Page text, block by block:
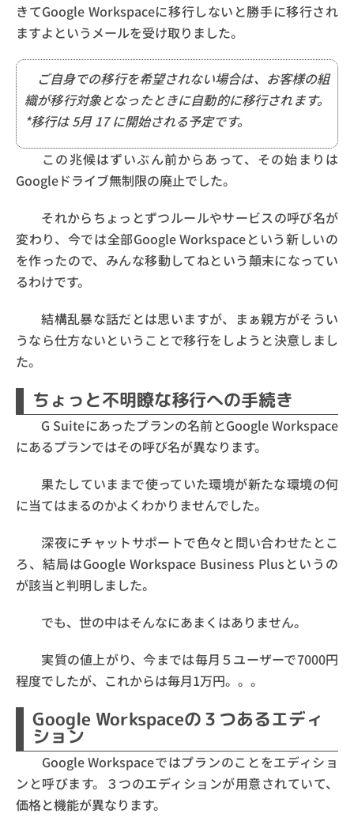
きてGoogle Workspaceに移行しないと勝手に移行され
ますよというメールを受け取りました。
ご自身での移行を希望されない場合は、お客様の組
織が移行対象となったときに自動的に移行されます。
*移行は5月 17 に開始される予定です。
この兆候はずいぶん前からあって、その始まりは
Googleドライブ無制限の廃止でした。
それからちょっとずつルールやサービスの呼び名が
変わり、今では全部Google Workspaceという新しいの
を作ったので、みんな移動してねという顛末になってい
るわけです。
結構乱暴な話だとは思いますが、まぁ親方がそうい
うなら仕方ないということで移行をしようと決意しまし
た。
ちょっと不明瞭な移行への手続き
G Suiteにあったプランの名前とGoogle Workspace
にあるプランではその呼び名が異なります。
果たしていままで使っていた環境が新たな環境の何
に当てはまるのかよくわかりませんでした。
深夜にチャットサポートで色々と問い合わせたとこ
ろ、結局はGoogle Workspace Business Plusというの
が該当と判明しました。
でも、世の中はそんなにあまくはありません。
実質の値上がり、今までは毎月５ユーザーで7000円
程度でしたが、これからは毎月1万円。。。
Google Workspaceの３つあるエディ
ション
Google Workspaceではプランのことをエディショ
ンと呼びます。３つのエディションが用意されていて、
価格と機能が異なります。